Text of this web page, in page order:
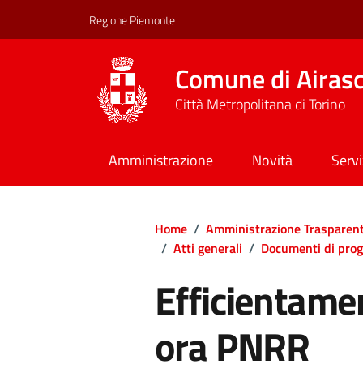
Regione Piemonte
Comune di
Città Metropolitana di Torino
Amministrazione Novità
Home / Amministrazione
/ Atti generali / Documenti di
ora PNRR